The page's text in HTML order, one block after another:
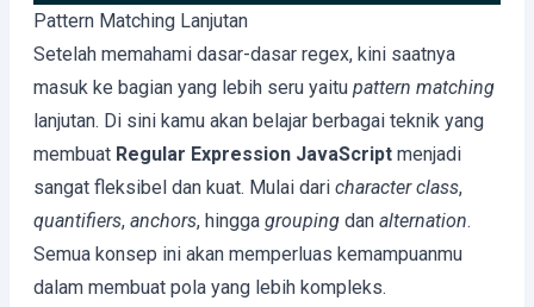
Code language: JavaScript
Pattern Matching Lanjutan
Setelah memahami dasar-dasar regex, kini saatnya
masuk ke bagian yang lebih seru yaitu pattern matching
lanjutan. Di sini kamu akan belajar berbagai teknik yang
membuat Regular Expression JavaScript menjadi
sangat fleksibel dan kuat. Mulai dari character class,
quantifiers, anchors, hingga grouping dan alternation.
Semua konsep ini akan memperluas kemampuanmu
dalam membuat pola yang lebih kompleks.